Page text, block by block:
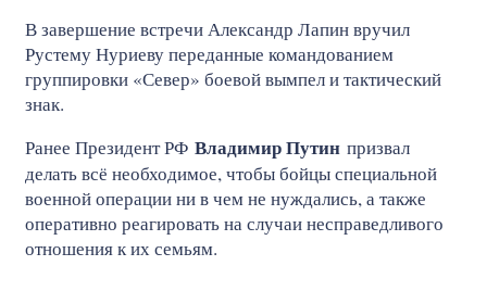
В завершение встречи Александр Лапин вручил
Рустему Нуриеву переданные командованием
группировки «Север» боевой вымпел и тактический
знак.
Ранее Президент РФ Владимир Путин призвал
делать всё необходимое, чтобы бойцы специальной
военной операции ни в чем не нуждались, а также
оперативно реагировать на случаи несправедливого
отношения к их семьям.